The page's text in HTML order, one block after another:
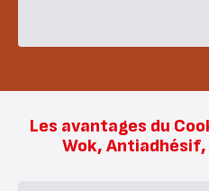
Les avantages du
Wok,